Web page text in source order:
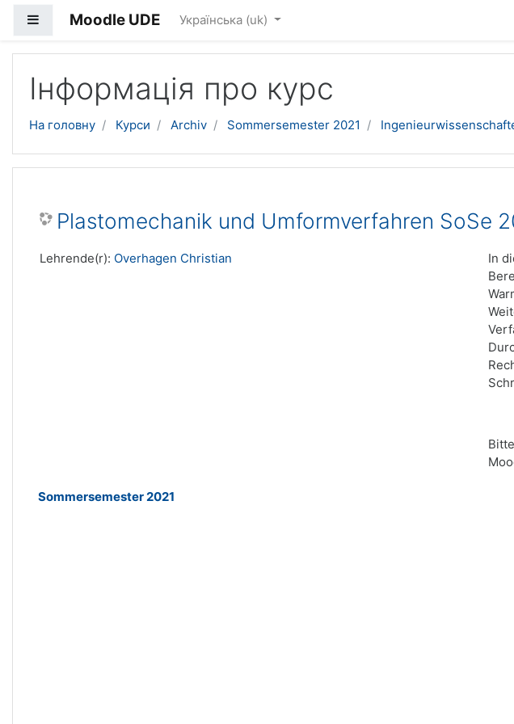
Бокова панель
Moodle UDE Українська ‎(uk)‎
Інформація про курс
На головну Курси Archiv Sommersemester 2021
Plastomechanik und Umformverfahren SoSe
In
Lehrende(r): Overhagen Christian
Sommersemester 2021